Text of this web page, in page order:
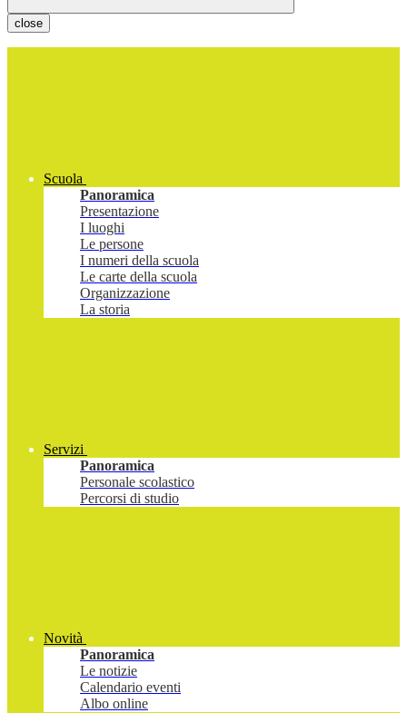
close
Scuola
Panoramica
Presentazione
I luoghi
Le persone
I numeri della scuola
Le carte della scuola
Organizzazione
La storia
Servizi
Panoramica
Personale scolastico
Percorsi di studio
Novità
Panoramica
Le notizie
Calendario eventi
Albo online